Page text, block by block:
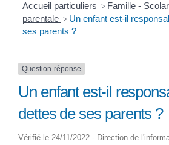
Accueil particuliers > Famille -
parentale > Un enfant est-il
ses parents ?
Question-réponse
Un enfant est-il
dettes de ses parents ?
Vérifié le 24/11/2022 - Direction de